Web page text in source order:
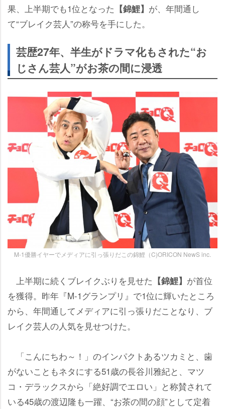
果、上半期でも1位となった 【錦鯉】 が、年間通し
て“ブレイク芸人”の称号を手にした。
芸歴27年、半生がドラマ化もされた“お
じさん芸人”がお茶の間に浸透
M-1優勝イヤーでメディアに引っ張りだこの錦鯉（C)ORICON NewS inc.
上半期に続くブレイクぶりを見せた 【錦鯉】 が首位
を獲得。昨年『M-1グランプリ』で1位に輝いたところ
から、年間通してメディアに引っ張りだことなり、ブ
レイク芸人の人気を見せつけた。
「こんにちわ～！」のインパクトあるツカミと、歯
がないこともネタにする51歳の長谷川雅紀と、マツ
コ・デラックスから「絶好調でエロい」と称賛されて
いる45歳の渡辺隆も一躍、“お茶の間の顔”として定着